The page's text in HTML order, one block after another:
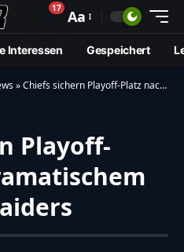
🔔17 Aa
Interessen Gespeichert
»Chiefs sichern Playoff-Platz nach dramatischem Sieg gegen Raiders
Playoff-